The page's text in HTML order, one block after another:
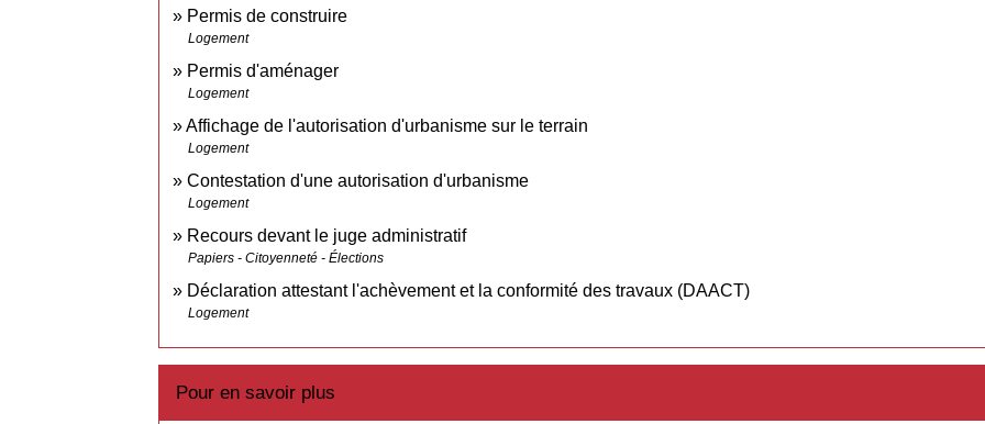
Permis de construire
Logement
Permis d'aménager
Logement
Affichage de l'autorisation d'urbanisme sur le terrain
Logement
Contestation d'une autorisation d'urbanisme
Logement
Recours devant le juge administratif
Papiers - Citoyenneté - Élections
Déclaration attestant l'achèvement et la conformité des travaux (DAACT)
Logement
Pour en savoir plus